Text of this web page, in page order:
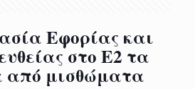
Εφορίας και
στο Ε2 τα
από μισθώματα